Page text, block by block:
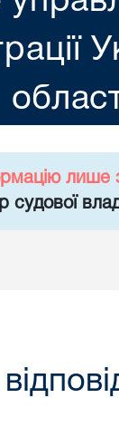
лише
судової